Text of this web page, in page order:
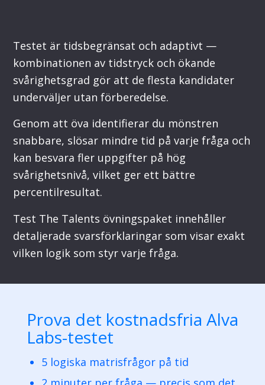
Testet är tidsbegränsat och adaptivt —
kombinationen av tidstryck och ökande
svårighetsgrad gör att de flesta kandidater
underväljer utan förberedelse.
Genom att öva identifierar du mönstren
snabbare, slösar mindre tid på varje fråga och
kan besvara fler uppgifter på hög
svårighetsnivå, vilket ger ett bättre
percentilresultat.
Test The Talents övningspaket innehåller
detaljerade svarsförklaringar som visar exakt
vilken logik som styr varje fråga.
Prova det kostnadsfria Alva
Labs-testet
5 logiska matrisfrågor på tid